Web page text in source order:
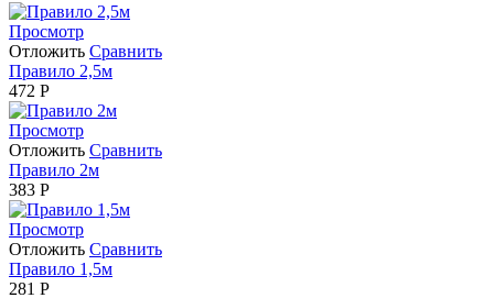
Просмотр
Отложить Сравнить
Правило 2,5м
472 Р
Просмотр
Отложить Сравнить
Правило 2м
383 Р
Просмотр
Отложить Сравнить
Правило 1,5м
281 Р